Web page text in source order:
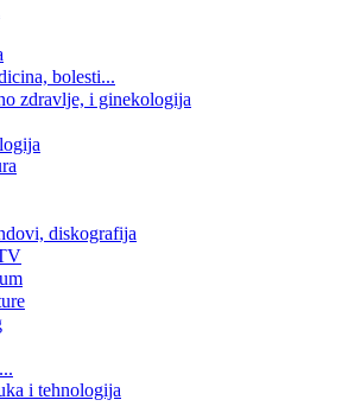
bolesti...
zdravlje, i ginekologija
diskografija
i tehnologija